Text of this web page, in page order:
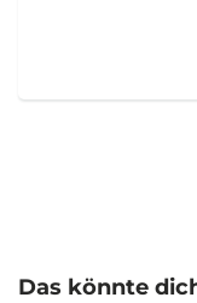
Das könnte